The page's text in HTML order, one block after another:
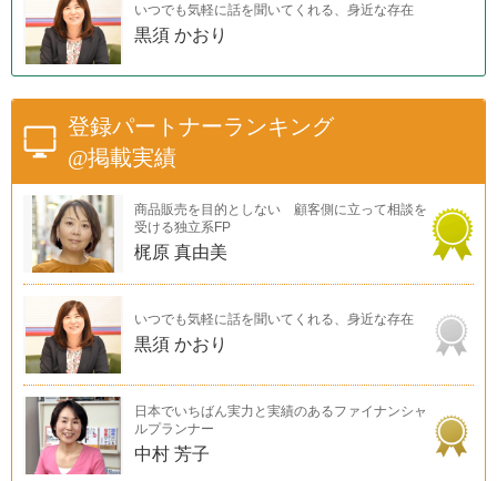
いつでも気軽に話を聞いてくれる、身近な存在
黒須 かおり
登録パートナーランキング
@掲載実績
商品販売を目的としない 顧客側に立って相談を
受ける独立系FP
梶原 真由美
いつでも気軽に話を聞いてくれる、身近な存在
黒須 かおり
日本でいちばん実力と実績のあるファイナンシャ
ルプランナー
中村 芳子